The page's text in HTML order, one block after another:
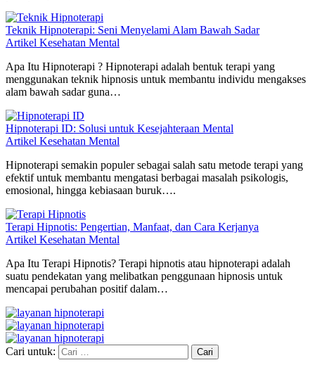
Teknik Hipnoterapi: Seni Menyelami Alam Bawah Sadar
Artikel Kesehatan Mental
Apa Itu Hipnoterapi ? Hipnoterapi adalah bentuk terapi yang
menggunakan teknik hipnosis untuk membantu individu mengakses
alam bawah sadar guna…
Hipnoterapi ID: Solusi untuk Kesejahteraan Mental
Artikel Kesehatan Mental
Hipnoterapi semakin populer sebagai salah satu metode terapi yang
efektif untuk membantu mengatasi berbagai masalah psikologis,
emosional, hingga kebiasaan buruk….
Terapi Hipnotis: Pengertian, Manfaat, dan Cara Kerjanya
Artikel Kesehatan Mental
Apa Itu Terapi Hipnotis? Terapi hipnotis atau hipnoterapi adalah
suatu pendekatan yang melibatkan penggunaan hipnosis untuk
mencapai perubahan positif dalam…
Cari untuk: